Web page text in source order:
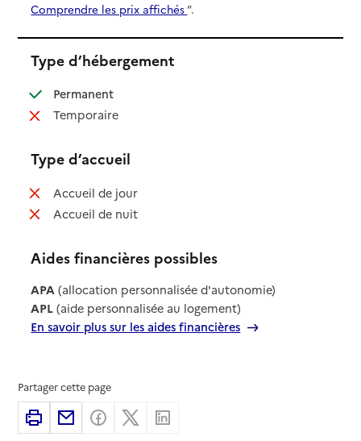
Comprendre les prix affichés”.
Type d’hébergement
Permanent: disponible
Temporaire: non disponible
Type d’accueil
Accueil de jour: non disponible
Accueil de nuit: non disponible
Aides financières possibles
APA (allocation personnalisée d'autonomie)
APL (aide personnalisée au logement)
En savoir plus sur les aides financières
Partager cette page
ImprimerPartager par email
Partager sur Facebook
Partager sur X